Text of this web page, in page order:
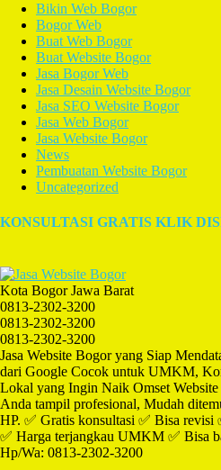
Bikin Web Bogor
Bogor Web
Buat Web Bogor
Buat Website Bogor
Jasa Bogor Web
Jasa Desain Website Bogor
Jasa SEO Website Bogor
Jasa Web Bogor
Jasa Website Bogor
News
Pembuatan Website Bogor
Uncategorized
KONSULTASI GRATIS KLIK
Kota Bogor Jawa Barat
0813-2302-3200
0813-2302-3200
0813-2302-3200
Jasa Website Bogor yang Siap
dari Google Cocok untuk UMKM,
Lokal yang Ingin Naik Omset
Anda tampil profesional, Mudah
HP. ✅ Gratis konsultasi ✅ Bisa
✅ Harga terjangkau UMKM ✅ Bisa
Hp/Wa: 0813-2302-3200